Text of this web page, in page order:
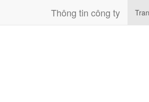
Thông tin công ty